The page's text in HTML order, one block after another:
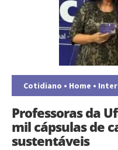
Cotidiano • Home •
Professoras da
mil cápsulas de
sustentáveis